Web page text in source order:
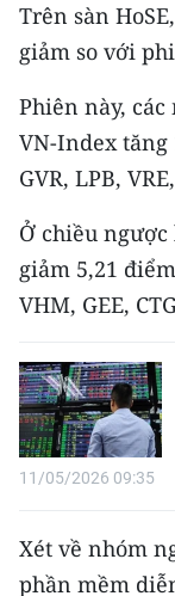
Media Văn hóa
Media Pháp
Media Du lịch
Media Thế giới
Media Y tế
Media Khoa
Ảnh
Trên sàn
giảm so với
Phiên này,
VN-Index tăng
GVR, LPB,
Ở chiều
giảm 5,21
VHM, GEE,
11/05/2026 09:35
Xét về nhóm
phần mềm